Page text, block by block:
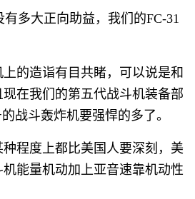
多大正向助益，我们的FC-31
的造诣有目共睹，可以说是和
在我们的第五代战斗机装备部
战斗轰炸机要强悍的多了。
程度上都比美国人要深刻，美
能量机动加上亚音速靠机动性